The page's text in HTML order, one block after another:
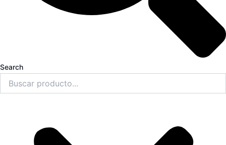
Search